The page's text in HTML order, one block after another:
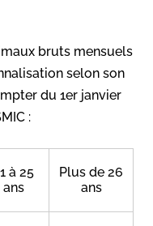
bruts mensuels
selon son
du 1er janvier
:
à 25
ans
Plus de 26
ans